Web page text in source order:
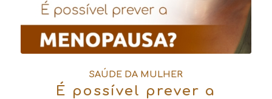
SAÚDE DA MULHER
É possível prever a